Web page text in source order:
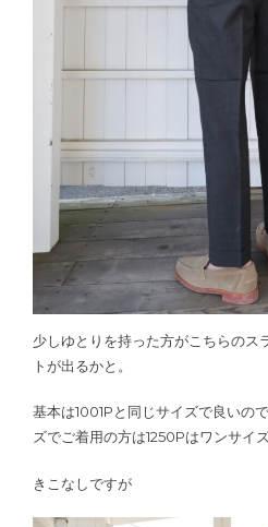
少しゆとりを持った方がこちらのス
トが出るかと。
基本は1001Pと同じサイズで良いの
ズでご着用の方は1250Pはワンサイ
きこなしですが